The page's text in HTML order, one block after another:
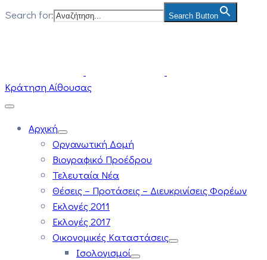
Search for: Search Button
Κράτηση Αίθουσας
Αρχική
Οργανωτική Δομή
Βιογραφικό Προέδρου
Τελευταία Νέα
Θέσεις – Προτάσεις – Διευκρινίσεις Φορέων
Εκλογές 2011
Εκλογές 2017
Οικονομικές Καταστάσεις
Ισολογισμοί